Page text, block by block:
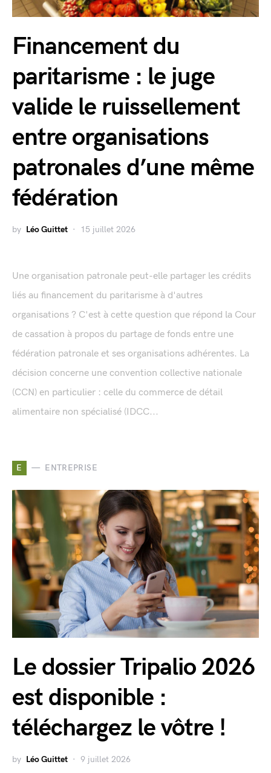
Financement du
paritarisme : le juge
valide le ruissellement
entre organisations
patronales d’une même
fédération
by Léo Guittet 15 juillet 2026
Une organisation patronale peut-elle partager les crédits
liés au financement du paritarisme à d'autres
organisations ? C'est à cette question que répond la Cour
de cassation à propos du partage de fonds entre une
fédération patronale et ses organisations adhérentes. La
décision concerne une convention collective nationale
(CCN) en particulier : celle du commerce de détail
alimentaire non spécialisé (IDCC...
E ENTREPRISE
Le dossier Tripalio 2026
est disponible :
téléchargez le vôtre !
by Léo Guittet 9 juillet 2026